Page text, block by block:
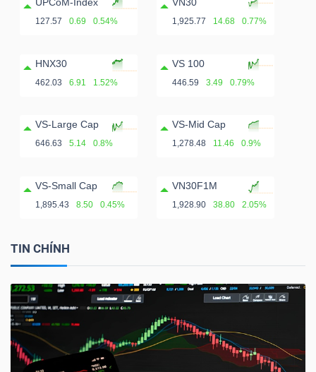
127.57 0.69 0.54% 1,925.77 14.68 0.77%
HNX30
462.03 6.91 1.52%
VS 100
446.59 3.49 0.79%
VS-Large Cap
646.63 5.14 0.8%
VS-Mid Cap
1,278.48 11.46 0.9%
VS-Small Cap
1,895.43 8.50 0.45%
VN30F1M
1,928.90 38.80 2.05%
TIN CHÍNH